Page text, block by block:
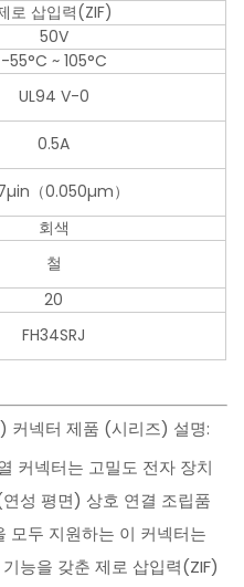
로 삽입력(ZIF)
50V
-55°C ~ 105°C
UL94 V-0
0.5A
（0.050µm）
회색
철
20
FH34SRJ
커넥터 제품 (시리즈) 설명:
커넥터는 고밀도 전자 장치
성 평면) 상호 연결 조립품
모두 지원하는 이 커넥터는
능을 갖춘 제로 삽입력(ZIF)